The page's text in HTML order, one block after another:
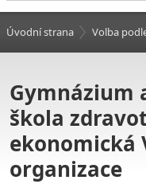
Úvodní strana Volba
Gymnázium
škola
ekonomická
organizace